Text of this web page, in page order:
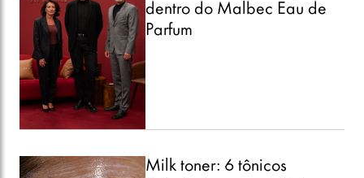
dentro do Malbec Eau de
Parfum
Milk toner: 6 tônicos